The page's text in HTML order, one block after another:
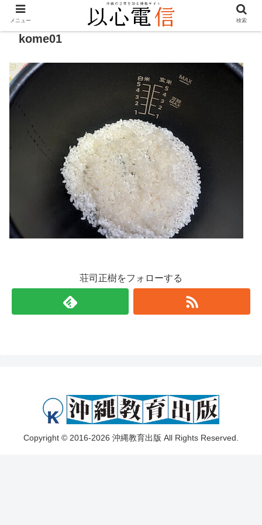
kome01
荘司正樹をフォローする
Copyright © 2016-2026 沖縄教育出版 All Rights Reserved.
メニュー 検索